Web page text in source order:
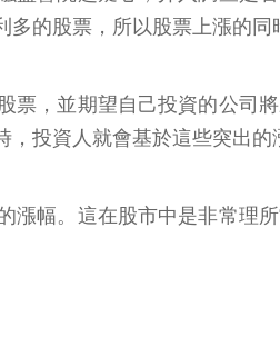
的股票，所以股票上漲的同
，並期望自己投資的公司
投資人就會基於這些突出的
幅。這在股市中是非常理